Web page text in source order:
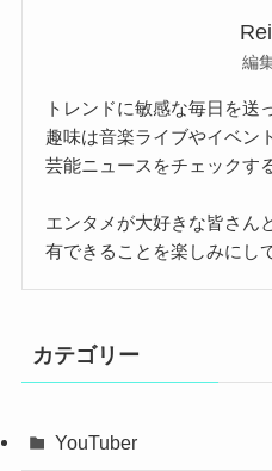
編
トレンドに敏感な毎日を送
趣味は音楽ライブやイベン
芸能ニュースをチェックす
エンタメが大好きな皆さん
有できることを楽しみにし
カテゴリー
YouTuber